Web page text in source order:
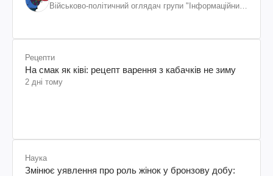
Військово-політичний оглядач групи "Інформаційний
Рецепти
На смак як ківі: рецепт варення з кабачків не зиму
2 дні тому
Наука
Змінює уявлення про роль жінок у бронзову добу: